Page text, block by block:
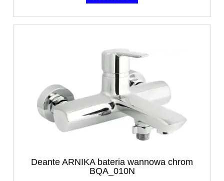
Deante ARNIKA bateria wannowa chrom
BQA_010N